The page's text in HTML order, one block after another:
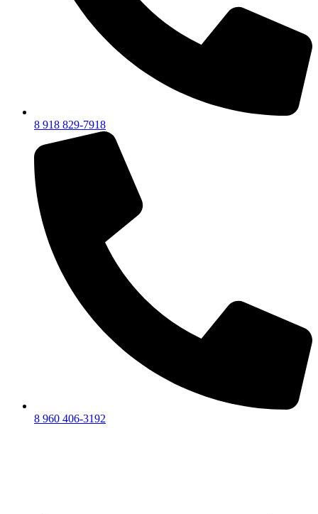
8 918 829-7918
8 960 406-3192